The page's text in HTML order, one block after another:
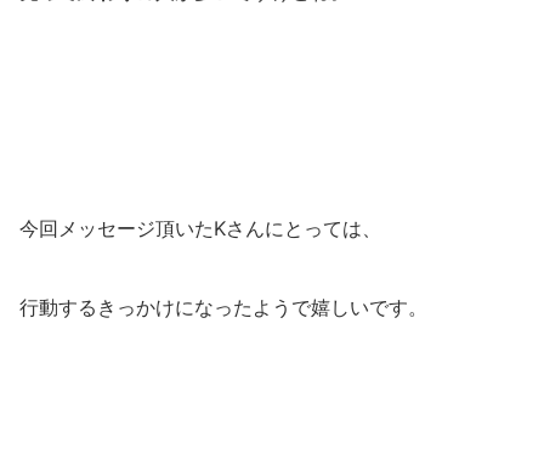
今回メッセージ頂いたKさんにとっては、
行動するきっかけになったようで嬉しいです。